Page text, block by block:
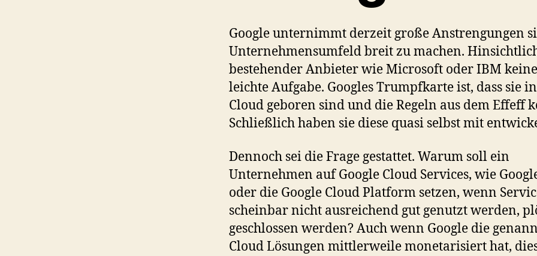
Google unternimmt derzeit große Anstrengungen
Unternehmensumfeld breit zu machen.
bestehender Anbieter wie Microsoft oder IBM keine
leichte Aufgabe. Googles Trumpfkarte ist, dass sie
Cloud geboren sind und die Regeln aus dem Effeff
Schließlich haben sie diese quasi selbst mit
Dennoch sei die Frage gestattet. Warum soll ein
Unternehmen auf Google Cloud Services, wie
oder die Google Cloud Platform setzen, wenn
scheinbar nicht ausreichend gut genutzt werden,
geschlossen werden? Auch wenn Google die
Cloud Lösungen mittlerweile monetarisiert hat,